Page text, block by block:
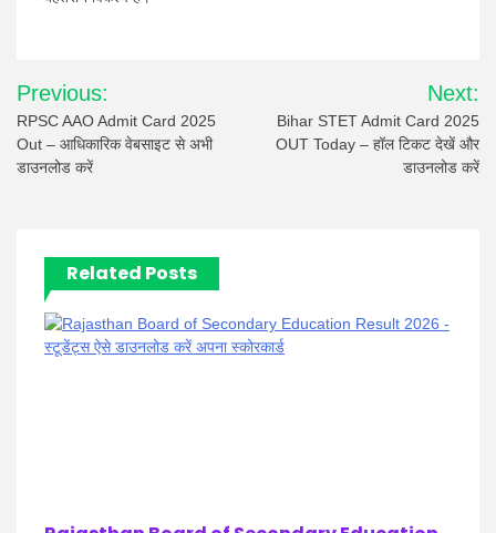
Post
navigation
Previous:
RPSC AAO Admit Card 2025
Out – आधिकारिक वेबसाइट से अभी
डाउनलोड करें
Next:
Bihar STET Admit Card 2025
OUT Today – हॉल टिकट देखें और
डाउनलोड करें
Related Posts